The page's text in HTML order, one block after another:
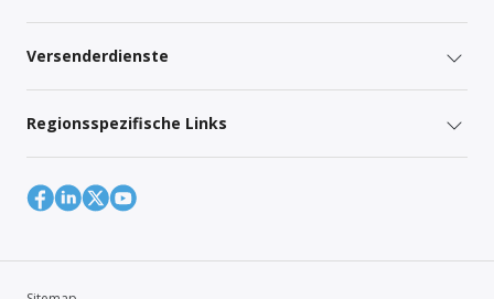
Versenderdienste
Regionsspezifische Links